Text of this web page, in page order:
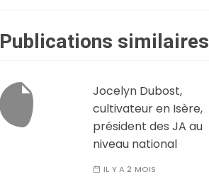
Publications similaires
Jocelyn Dubost,
cultivateur en Isère,
président des JA au
niveau national
IL Y A 2 MOIS